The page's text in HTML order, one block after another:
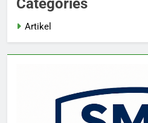
Categories
Artikel